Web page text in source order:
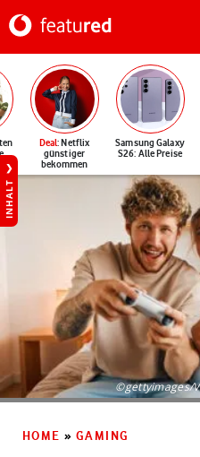
Deal: Netflix
günstiger
bekommen
Samsung Galaxy
S26: Alle Preise
INHALT
©gettyimages/
HOME » GAMING